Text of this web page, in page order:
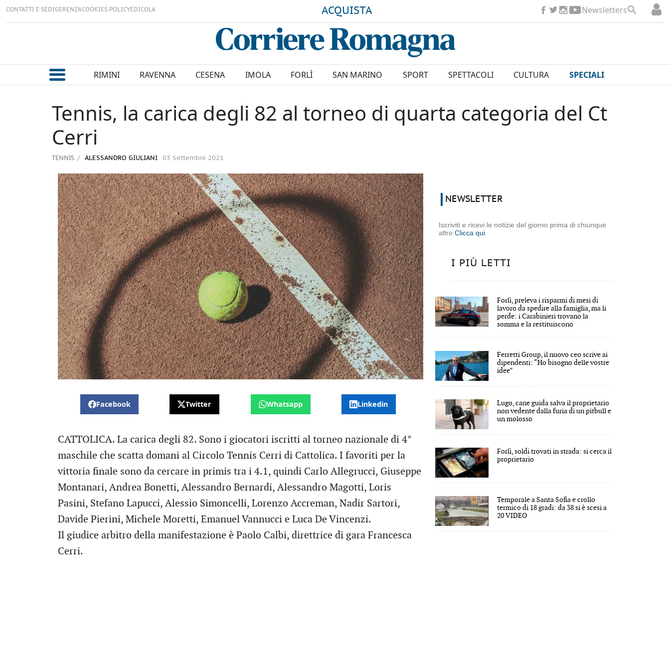
CONTATTI E SEDIGERENZACOOKIES POLICYEDICOLA ACQUISTA Newsletters
RIMINI RAVENNA CESENA IMOLA FORLÌ SAN MARINO SPORT SPETTACOLI CULTURA SPECIALI
Tennis, la carica degli 82 al torneo di quarta categoria del Ct
Cerri
TENNIS ALESSANDRO GIULIANI 03 Settembre 2021
Facebook Twitter Whatsapp Linkedin
CATTOLICA. La carica degli 82. Sono i giocatori iscritti al torneo nazionale di 4°
maschile che scatta domani al Circolo Tennis Cerri di Cattolica. I favoriti per la
vittoria finale sono da cercare in primis tra i 4.1, quindi Carlo Allegrucci, Giuseppe
Montanari, Andrea Bonetti, Alessandro Bernardi, Alessandro Magotti, Loris
Pasini, Stefano Lapucci, Alessio Simoncelli, Lorenzo Accreman, Nadir Sartori,
Davide Pierini, Michele Moretti, Emanuel Vannucci e Luca De Vincenzi.
Il giudice arbitro della manifestazione è Paolo Calbi, direttrice di gara Francesca
Cerri.
NEWSLETTER
Iscriviti e ricevi le notizie del giorno prima di chiunque
altroClicca qui
I PIÙ LETTI
Forlì, preleva i risparmi di mesi di
lavoro da spedire alla famiglia, ma li
perde: i Carabinieri trovano la
somma e la restituiscono
Ferretti Group, il nuovo ceo scrive ai
dipendenti: “Ho bisogno delle vostre
idee”
Lugo, cane guida salva il proprietario
non vedente dalla furia di un pitbull e
un molosso
Forlì, soldi trovati in strada: si cerca il
proprietario
Temporale a Santa Sofia e crollo
termico di 18 gradi: da 38 si è scesi a
20 VIDEO